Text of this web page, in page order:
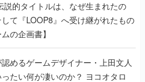
めるゲームデザイナー・上田文人
ったい何が凄いのか？ ヨコオタロ
圭一郎らと共に『ICO』に込めら
わりを語り尽くす！【ゲームの企